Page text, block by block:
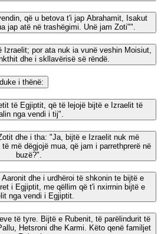
që u betova t'i jap Abrahamit, Isakut
jap atë në trashëgimi. Unë jam Zoti"".
por ata nuk ia vunë veshin Moisiut,
dhe i skllavërisë së rëndë.
i thënë:
të Egjiptit, që të lejojë bijtë e Izraelit të
nga vendi i tij".
dhe i tha: "Ja, bijtë e Izraelit nuk më
më dëgjojë mua, që jam i parrethprerë në
buzë?".
dhe i urdhëroi të shkonin te bijtë e
i Egjiptit, me qëllim që t'i nxirrnin bijtë e
nga vendi i Egjiptit.
të tyre. Bijtë e Rubenit, të parëlindurit të
Hetsroni dhe Karmi. Këto qenë familjet